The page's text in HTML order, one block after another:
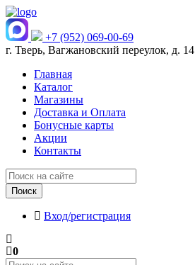
+7 (952) 069-00-69
г. Тверь, Вагжановский переулок, д. 14
Главная
Каталог
Магазины
Доставка и Оплата
Бонусные карты
Акции
Контакты
Поиск
Вход/регистрация
0